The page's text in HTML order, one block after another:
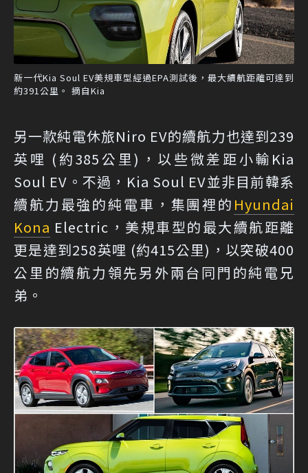
新一代Kia Soul EV美規車型經過EPA測試後，最大續航距離可達到
約391公里。 摘自Kia
另一款純電休旅Niro EV的續航力也達到239
英哩 (約385公里)，以些微差距小輸Kia
Soul EV。不過，Kia Soul EV並非目前韓系
續航力最強的純電車，集團裡的 Hyundai
Kona Electric，美規車型的最大續航距離
更是達到258英哩 (約415公里)，以突破400
公里的續航力領先另外兩台同門的純電兄
弟。